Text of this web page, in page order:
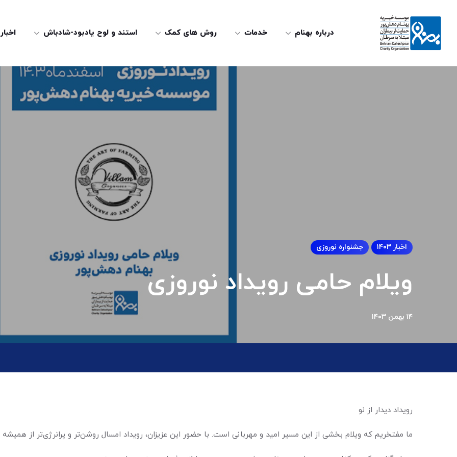
درباره بهنام خدمات روش های کمک استند و لوح یادبود-شادباش اخبار
اخبار ۱۴۰۳ جشنواره نوروزی
ویلام حامی رویداد نوروزی
۱۴ بهمن ۱۴۰۳
رویداد دیدار از نو
ما مفتخریم که ویلام بخشی از این مسیر امید و مهربانی است. با حضور این عزیزان، رویداد امسال روشن‌تر و پرانرژی‌تر از همیشه